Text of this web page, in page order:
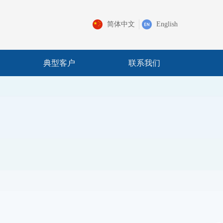
简体中文 English
典型客户 联系我们